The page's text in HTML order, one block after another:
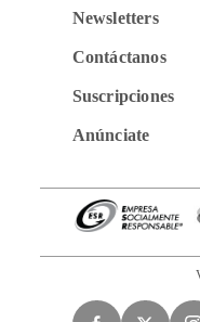
Newsletters
Contáctanos
Suscripciones
Anúnciate